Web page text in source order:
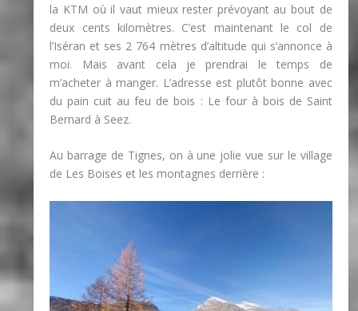
la KTM où il vaut mieux rester prévoyant au bout de
deux cents kilomètres. C’est maintenant le col de
l’Iséran et ses 2 764 mètres d’altitude qui s’annonce à
moi. Mais avant cela je prendrai le temps de
m’acheter à manger. L’adresse est plutôt bonne avec
du pain cuit au feu de bois : Le four à bois de Saint
Bernard à Seez.
Au barrage de Tignes, on à une jolie vue sur le village
de Les Boises et les montagnes derrière :